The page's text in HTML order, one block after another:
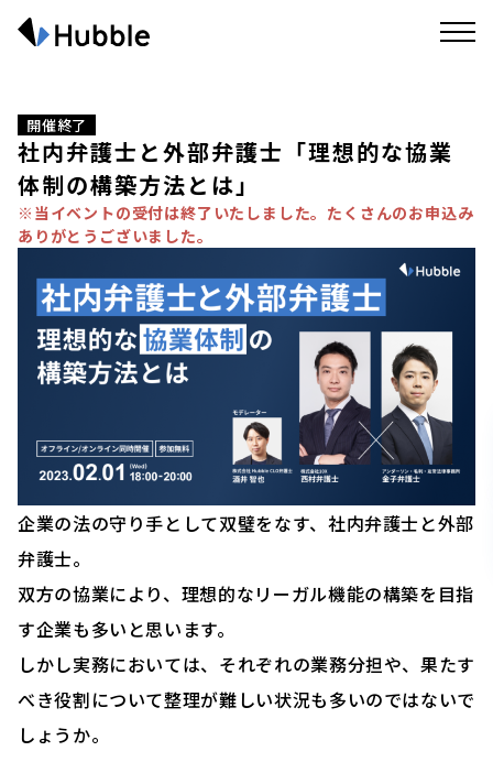
開催終了
社内弁護士と外部弁護士「理想的な協業
体制の構築方法とは」
※当イベントの受付は終了いたしました。たくさんのお申込み
ありがとうございました。
企業の法の守り手として双璧をなす、社内弁護士と外部
弁護士。
双方の協業により、理想的なリーガル機能の構築を目指
す企業も多いと思います。
しかし実務においては、それぞれの業務分担や、果たす
べき役割について整理が難しい状況も多いのではないで
しょうか。